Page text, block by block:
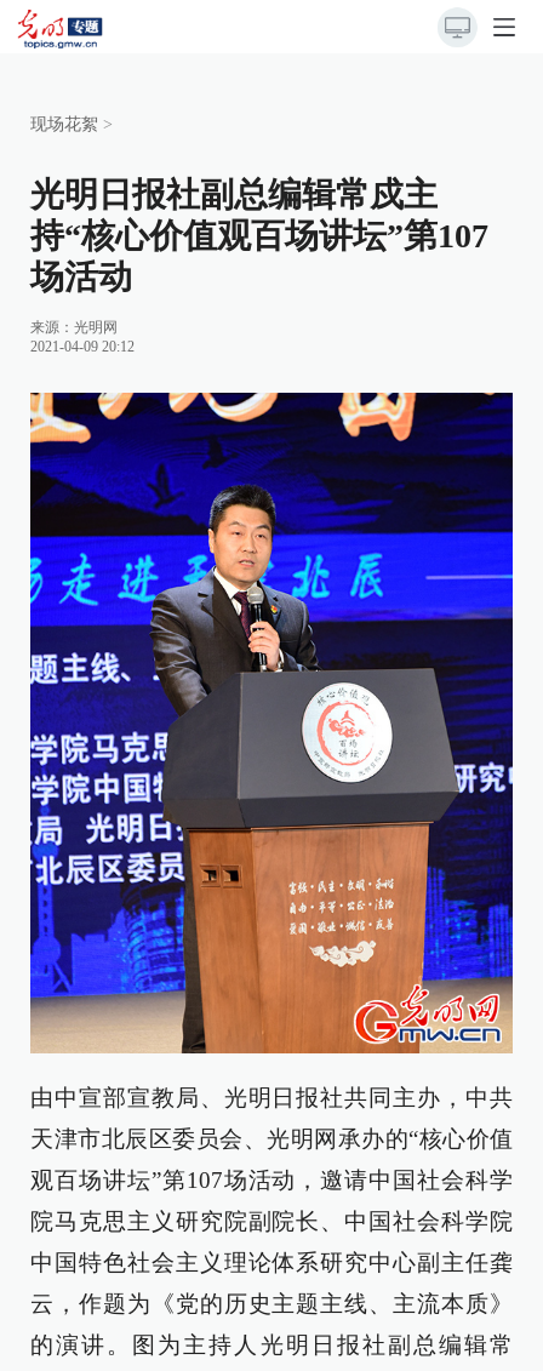
现场花絮 >
光明日报社副总编辑常戍主
持“核心价值观百场讲坛”第107
场活动
来源： 光明网
2021-04-09 20:12
由中宣部宣教局、光明日报社共同主办，中共
天津市北辰区委员会、光明网承办的“核心价值
观百场讲坛”第107场活动，邀请中国社会科学
院马克思主义研究院副院长、中国社会科学院
中国特色社会主义理论体系研究中心副主任龚
云，作题为《党的历史主题主线、主流本质》
的演讲。图为主持人光明日报社副总编辑常